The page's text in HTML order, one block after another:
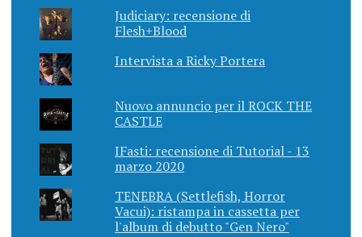
Judiciary: recensione di
Flesh+Blood
Intervista a Ricky Portera
Nuovo annuncio per il ROCK THE
CASTLE
IFasti: recensione di Tutorial - 13
marzo 2020
TENEBRA (Settlefish, Horror
Vacui): ristampa in cassetta per
l'album di debutto "Gen Nero"